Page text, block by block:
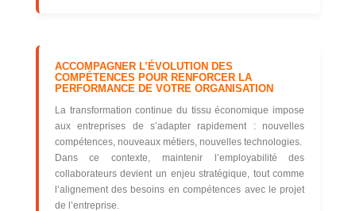
ACCOMPAGNER L’ÉVOLUTION DES
COMPÉTENCES POUR RENFORCER LA
PERFORMANCE DE VOTRE ORGANISATION
La transformation continue du tissu économique impose
aux entreprises de s’adapter rapidement : nouvelles
compétences, nouveaux métiers, nouvelles technologies.
Dans ce contexte, maintenir l’employabilité des
collaborateurs devient un enjeu stratégique, tout comme
l’alignement des besoins en compétences avec le projet
de l’entreprise.